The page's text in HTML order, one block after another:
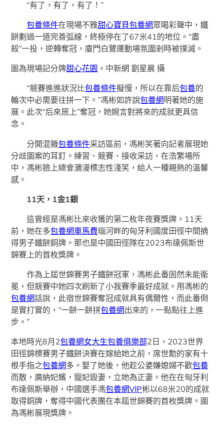
“有了，有了，有了！”
包養條件在現場不雅甜心寶貝包養網眾喝彩聲中，鐵
餅劃過一道完善弧線，終極停在了67米41的地位。“盡
殺”一投，逆轉奪冠，廈門白鷺運動場氛圍剎時被撲滅。
圖為現場記分牌甜心花園 。中新網 劉星晨 攝
“競賽進進狀況比包養條件擬慢，所以在靠后包養的
輪次中必需要往拼一下。”馮彬如許說包養網明著她的施
展。此次“后來居上”奪冠，她婉言對將來的成就更具信
念。
分開混雜包養條件采訪區前，馮彬笑著向記者展現她
分歧圖案的耳釘。練習、競賽、接收采訪，在浩繁場所
中，馮彬臉上總會瀰漫標志性淺笑，給人一種親熱的溫馨
感。
11天，1金1銀
這曾經是馮彬比來收獲的第二枚年夜賽獎牌。11天
前，她在多包養網車馬費瑙河畔的匈牙利國度田徑中間摘
得男子鐵餅銅牌。那也是中國田徑隊在2023布達佩斯世
錦賽上的首枚獎牌。
作為上屆世錦賽男子鐵餅冠軍，馮彬此番固然未能衛
冕，但競賽中她四次刷新了小我賽季最好成就。用馮彬的
包養網話說，此宿世錦賽奪冠成就具有偶爾性，而此番倒
是實打實的，“一餅一餅拼包養網出來的，一點點往上進
步。”
本地時光8月2包養網女大生包養俱樂部2日，2023世界
田徑錦標賽男子鐵餅決賽在嫁給她之前，席世勳的家有十
根手指之包養網多。娶了她後，他趁公婆嫌媳婦不歡包養
而散，廣納妃嬪，寵妃毀妻，立她為正妻。他在在匈牙利
布達佩斯舉辦，中國選手馮包養網VIP彬以68米20的成就
取得銅牌，奪得中國代表團在本屆世錦賽的首枚獎牌。圖
為馮彬展現獎牌。